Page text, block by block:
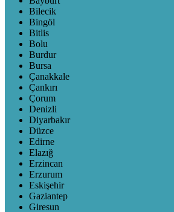
Bilecik
Bingöl
Bitlis
Bolu
Burdur
Bursa
Çanakkale
Çankırı
Çorum
Denizli
Diyarbakır
Düzce
Edirne
Elazığ
Erzincan
Erzurum
Eskişehir
Gaziantep
Giresun